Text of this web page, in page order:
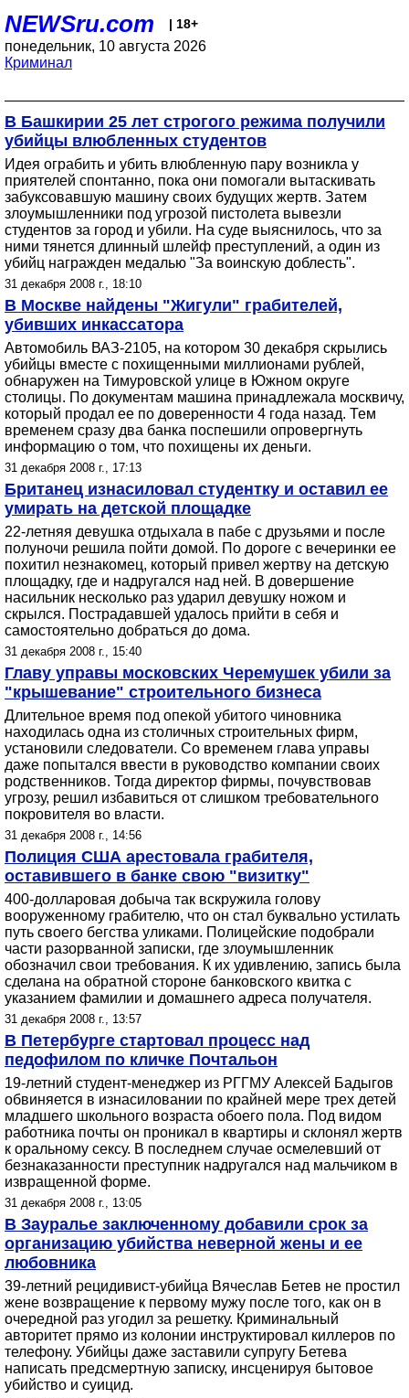
NEWSru.com | 18+
понедельник, 10 августа 2026
Криминал
В Башкирии 25 лет строгого режима получили
убийцы влюбленных студентов
Идея ограбить и убить влюбленную пару возникла у
приятелей спонтанно, пока они помогали вытаскивать
забуксовавшую машину своих будущих жертв. Затем
злоумышленники под угрозой пистолета вывезли
студентов за город и убили. На суде выяснилось, что за
ними тянется длинный шлейф преступлений, а один из
убийц награжден медалью "За воинскую доблесть".
31 декабря 2008 г., 18:10
В Москве найдены "Жигули" грабителей,
убивших инкассатора
Автомобиль ВАЗ-2105, на котором 30 декабря скрылись
убийцы вместе с похищенными миллионами рублей,
обнаружен на Тимуровской улице в Южном округе
столицы. По документам машина принадлежала москвичу,
который продал ее по доверенности 4 года назад. Тем
временем сразу два банка поспешили опровергнуть
информацию о том, что похищены их деньги.
31 декабря 2008 г., 17:13
Британец изнасиловал студентку и оставил ее
умирать на детской площадке
22-летняя девушка отдыхала в пабе с друзьями и после
полуночи решила пойти домой. По дороге с вечеринки ее
похитил незнакомец, который привел жертву на детскую
площадку, где и надругался над ней. В довершение
насильник несколько раз ударил девушку ножом и
скрылся. Пострадавшей удалось прийти в себя и
самостоятельно добраться до дома.
31 декабря 2008 г., 15:40
Главу управы московских Черемушек убили за
"крышевание" строительного бизнеса
Длительное время под опекой убитого чиновника
находилась одна из столичных строительных фирм,
установили следователи. Со временем глава управы
даже попытался ввести в руководство компании своих
родственников. Тогда директор фирмы, почувствовав
угрозу, решил избавиться от слишком требовательного
покровителя во власти.
31 декабря 2008 г., 14:56
Полиция США арестовала грабителя,
оставившего в банке свою "визитку"
400-долларовая добыча так вскружила голову
вооруженному грабителю, что он стал буквально устилать
путь своего бегства уликами. Полицейские подобрали
части разорванной записки, где злоумышленник
обозначил свои требования. К их удивлению, запись была
сделана на обратной стороне банковского квитка с
указанием фамилии и домашнего адреса получателя.
31 декабря 2008 г., 13:57
В Петербурге стартовал процесс над
педофилом по кличке Почтальон
19-летний студент-менеджер из РГГМУ Алексей Бадыгов
обвиняется в изнасиловании по крайней мере трех детей
младшего школьного возраста обоего пола. Под видом
работника почты он проникал в квартиры и склонял жертв
к оральному сексу. В последнем случае осмелевший от
безнаказанности преступник надругался над мальчиком в
извращенной форме.
31 декабря 2008 г., 13:05
В Зауралье заключенному добавили срок за
организацию убийства неверной жены и ее
любовника
39-летний рецидивист-убийца Вячеслав Бетев не простил
жене возвращение к первому мужу после того, как он в
очередной раз угодил за решетку. Криминальный
авторитет прямо из колонии инструктировал киллеров по
телефону. Убийцы даже заставили супругу Бетева
написать предсмертную записку, инсценируя бытовое
убийство и суицид.